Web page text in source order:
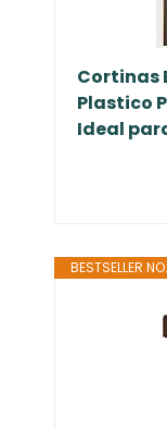
Cortinas
Plastico
Ideal
BESTSELLER NO.